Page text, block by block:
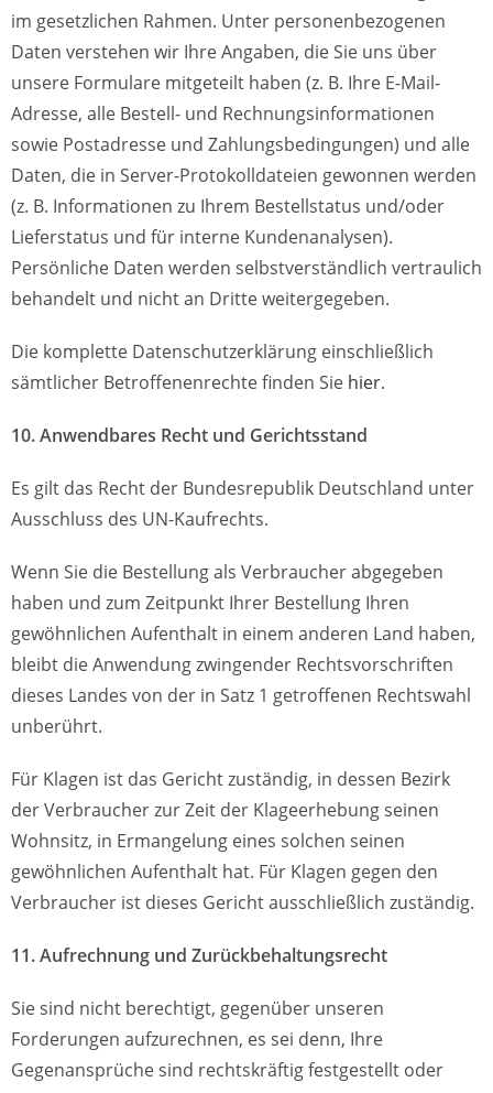
im gesetzlichen Rahmen. Unter personenbezogenen
Daten verstehen wir Ihre Angaben, die Sie uns über
unsere Formulare mitgeteilt haben (z. B. Ihre E-Mail-
Adresse, alle Bestell- und Rechnungsinformationen
sowie Postadresse und Zahlungsbedingungen) und alle
Daten, die in Server-Protokolldateien gewonnen werden
(z. B. Informationen zu Ihrem Bestellstatus und/oder
Lieferstatus und für interne Kundenanalysen).
Persönliche Daten werden selbstverständlich vertraulich
behandelt und nicht an Dritte weitergegeben.
Die komplette Datenschutzerklärung einschließlich
sämtlicher Betroffenenrechte finden Sie hier.
10. Anwendbares Recht und Gerichtsstand
Es gilt das Recht der Bundesrepublik Deutschland unter
Ausschluss des UN-Kaufrechts.
Wenn Sie die Bestellung als Verbraucher abgegeben
haben und zum Zeitpunkt Ihrer Bestellung Ihren
gewöhnlichen Aufenthalt in einem anderen Land haben,
bleibt die Anwendung zwingender Rechtsvorschriften
dieses Landes von der in Satz 1 getroffenen Rechtswahl
unberührt.
Für Klagen ist das Gericht zuständig, in dessen Bezirk
der Verbraucher zur Zeit der Klageerhebung seinen
Wohnsitz, in Ermangelung eines solchen seinen
gewöhnlichen Aufenthalt hat. Für Klagen gegen den
Verbraucher ist dieses Gericht ausschließlich zuständig.
11. Aufrechnung und Zurückbehaltungsrecht
Sie sind nicht berechtigt, gegenüber unseren
Forderungen aufzurechnen, es sei denn, Ihre
Gegenansprüche sind rechtskräftig festgestellt oder